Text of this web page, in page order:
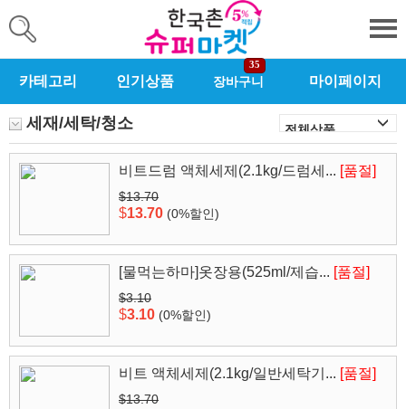
카테고리 인기상품 장바구니
35
마이페이지
세재/세탁/청소
비트드럼 액체세제(2.1kg/드럼세... [품절]
$13.70
$13.70 (0%할인)
[물먹는하마]옷장용(525ml/제습... [품절]
$3.10
$3.10 (0%할인)
비트 액체세제(2.1kg/일반세탁기... [품절]
$13.70